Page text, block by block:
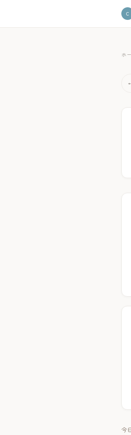
C
ホ
今